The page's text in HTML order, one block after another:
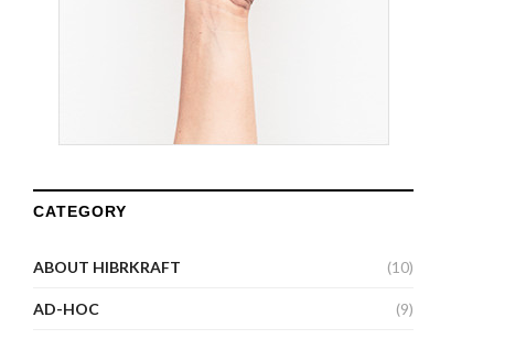
CATEGORY
ABOUT HIBRKRAFT (10)
AD-HOC (9)